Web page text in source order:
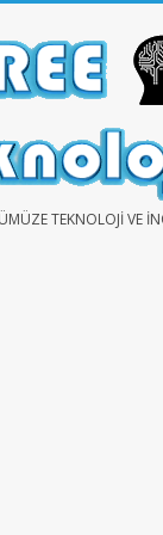
TEKNOLOJI VE